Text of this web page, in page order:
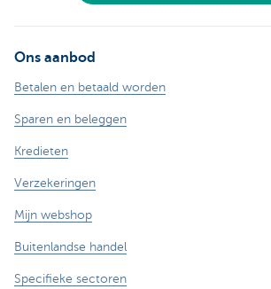
Ons aanbod
Betalen en betaald worden
Sparen en beleggen
Kredieten
Verzekeringen
Mijn webshop
Buitenlandse handel
Specifieke sectoren